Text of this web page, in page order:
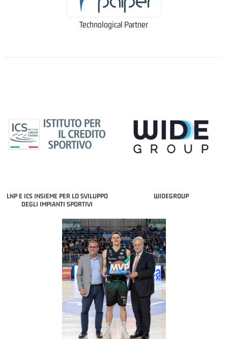
Technological Partner
LNP E ICS INSIEME PER LO SVILUPPO
DEGLI IMPIANTI SPORTIVI
WIDEGROUP